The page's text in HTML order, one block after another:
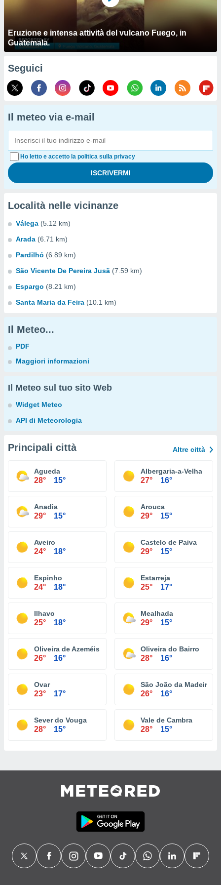
Eruzione e intensa attività del vulcano Fuego, in
Guatemala.
Seguici
Il meteo via e-mail
Ho letto e accetto la politica sulla privacy
Località nelle vicinanze
Válega (5.12 km)
Arada (6.71 km)
Pardilhó (6.89 km)
São Vicente De Pereira Jusã (7.59 km)
Espargo (8.21 km)
Santa Maria da Feira (10.1 km)
Il Meteo...
PDF
Maggiori informazioni
Il Meteo sul tuo sito Web
Widget Meteo
API di Meteorologia
Principali città Altre città
Agueda
28° 15°
Albergaria-a-Velha
27° 16°
Anadia
29° 15°
Arouca
29° 15°
Aveiro
24° 18°
Castelo de Paiva
29° 15°
Espinho
24° 18°
Estarreja
25° 17°
Ilhavo
25° 18°
Mealhada
29° 15°
Oliveira de Azeméis
26° 16°
Oliveira do Bairro
28° 16°
Ovar
23° 17°
São João da Madeira
26° 16°
Sever do Vouga
28° 15°
Vale de Cambra
28° 15°